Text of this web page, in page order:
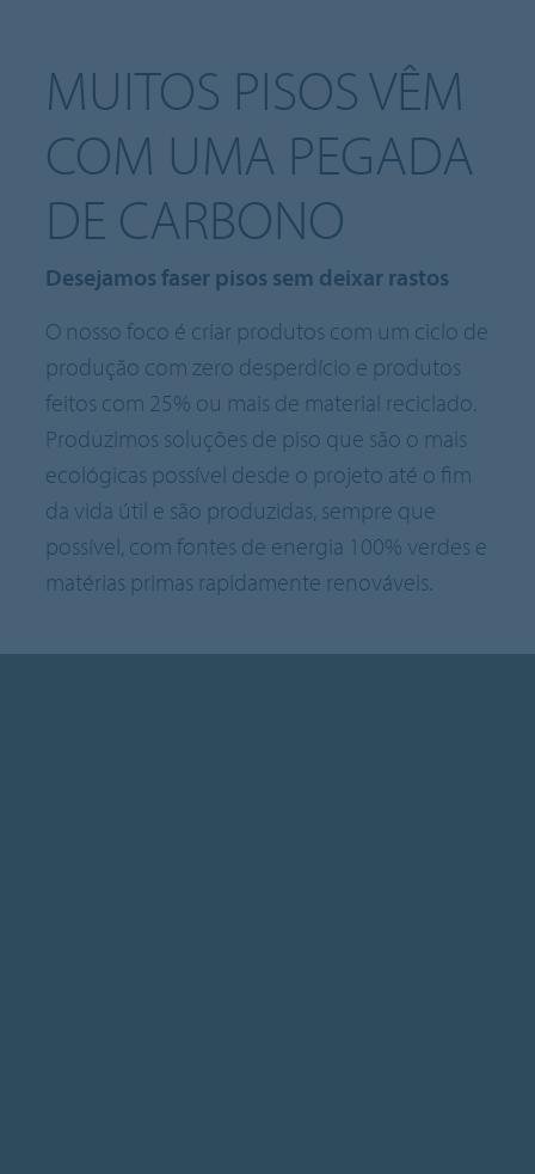
MUITOS PISOS VÊM
COM UMA PEGADA
DE CARBONO
Desejamos faser pisos sem deixar rastos
O nosso foco é criar produtos com um ciclo de
produção com zero desperdício e produtos
feitos com 25% ou mais de material reciclado.
Produzimos soluções de piso que são o mais
ecológicas possível desde o projeto até o fim
da vida útil e são produzidas, sempre que
possível, com fontes de energia 100% verdes e
matérias primas rapidamente renováveis.